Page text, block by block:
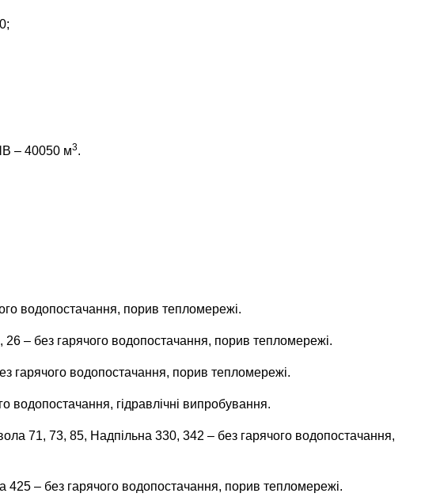
– 40050 м3.
водопостачання, порив тепломережі.
– без гарячого водопостачання, порив тепломережі.
гарячого водопостачання, порив тепломережі.
водопостачання, гідравлічні випробування.
71, 73, 85, Надпільна 330, 342 – без гарячого водопостачання,
425 – без гарячого водопостачання, порив тепломережі.